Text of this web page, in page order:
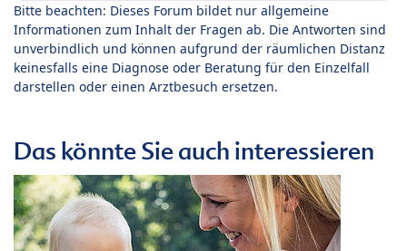
Bitte beachten: Dieses Forum bildet nur allgemeine
Informationen zum Inhalt der Fragen ab. Die Antworten sind
unverbindlich und können aufgrund der räumlichen Distanz
keinesfalls eine Diagnose oder Beratung für den Einzelfall
darstellen oder einen Arztbesuch ersetzen.
Das könnte Sie auch interessieren